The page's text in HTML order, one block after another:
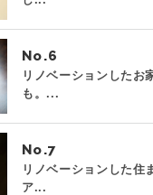
No.
リノベーションしたお
も。...
No.
リノベーションした住
ア...